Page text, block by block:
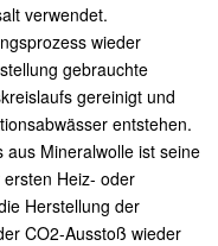
verwendet.
wieder
gebrauchte
gereinigt und
entstehen.
aus Mineralwolle ist seine
Heiz- oder
Herstellung der
CO2-Ausstoß wieder